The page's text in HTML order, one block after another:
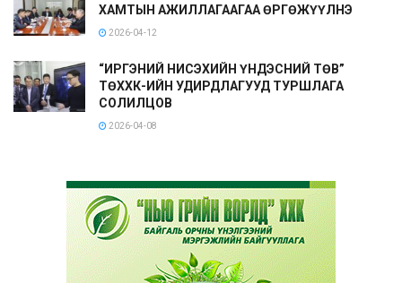
ХАМТЫН АЖИЛЛАГААГАА ӨРГӨЖҮҮЛНЭ
2026-04-12
“ИРГЭНИЙ НИСЭХИЙН ҮНДЭСНИЙ ТӨВ”
ТӨХХК-ИЙН УДИРДЛАГУУД ТУРШЛАГА
СОЛИЛЦОВ
2026-04-08